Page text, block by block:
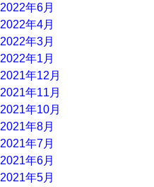
2022年6月
2022年4月
2022年3月
2022年1月
2021年12月
2021年11月
2021年10月
2021年8月
2021年7月
2021年6月
2021年5月